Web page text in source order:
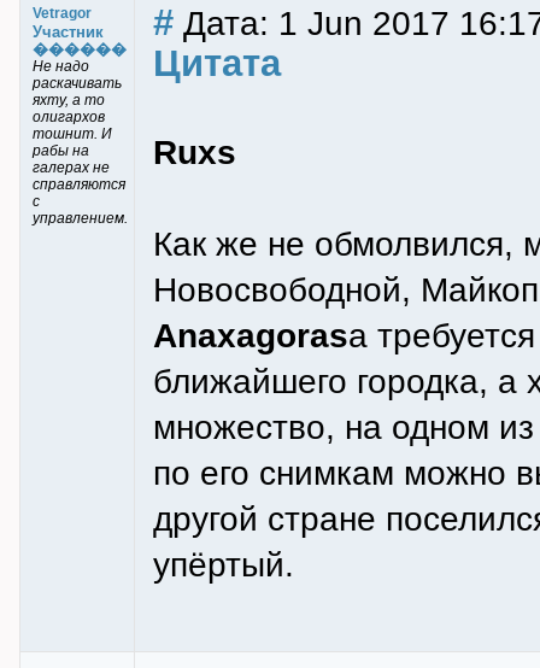
Vetragor
Участник
������
Не надо
раскачивать
яхту, а то
олигархов
тошнит. И
рабы на
галерах не
справляются
с
управлением.
# Дата: 1 Jun 2017
Цитата
Ruxs
Как же не обмолвился,
Новосвободной,
Anaxagorasа
ближайшего городка, а
множество, на одном из
по его снимкам можно
другой стране
упёртый.